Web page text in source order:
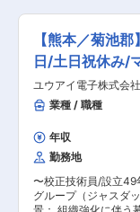
るため、高品質な接
ることができます。 また、認定補聴器技能者の資
格取得のための費用
を通した協会での教
取得が可能であり、
■キャリアステップ
ーダー、店長、エリ
リアの他に人事やマ
キャリアを歩むことも可能で
いて 現在は都内8店
玉県や千葉県にも出
更となる可能性もご
間以内の勤務地を相談
前」「安全・品質を
ます。スマートフォ
ちの身近な製品が生
■業務概要 既存顧客
ーター関連機器等の
します。 ※既存顧客
顧客はHP、紹介、展
インです。 ■業務詳細 ◇営業先：家電メーカ
ー、自動車メーカー
アリング／提案※社用
ます。 ◇受発注、納
◇メンテナンス対応
います ※業界・職種
中です。 ■組織構成 8名が在籍しております。 ■
【熊本／菊池
日/土日祝休み/
G◇
ユウアイ電子株式会社
業種 / 職種
年収
勤務地
〜校正技術員/設立49
グループ（ジャスダック